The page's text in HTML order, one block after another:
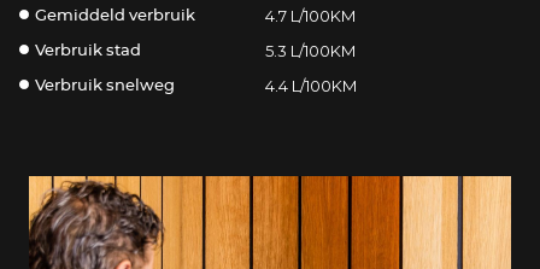
Gemiddeld verbruik 4.7 L/100KM
Verbruik stad 5.3 L/100KM
Verbruik snelweg 4.4 L/100KM